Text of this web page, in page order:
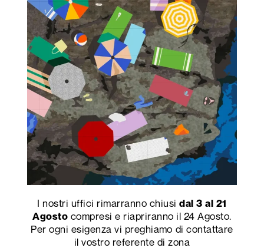
I nostri uffici rimarranno chiusidal 3 al 21
Agosto compresi e riapriranno il 24 Agosto.
Per ogni esigenza vi preghiamo di contattare
il vostro referente di zona